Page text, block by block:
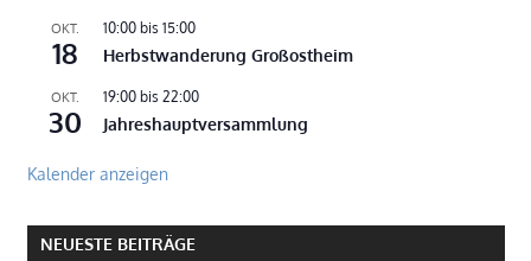
OKT.
18
10:00bis 15:00
Herbstwanderung Großostheim
OKT.
30
19:00bis 22:00
Jahreshauptversammlung
Kalender anzeigen
NEUESTE BEITRÄGE